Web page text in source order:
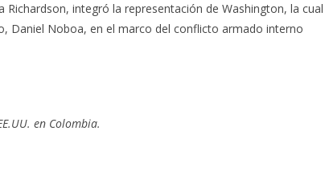
Richardson, integró la representación de Washington, la cual
Daniel Noboa, en el marco del conflicto armado interno
en Colombia.